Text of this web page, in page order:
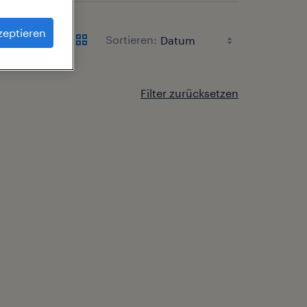
Sortieren:
Filter zurücksetzen